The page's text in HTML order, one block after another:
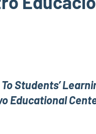
Students’
Educational